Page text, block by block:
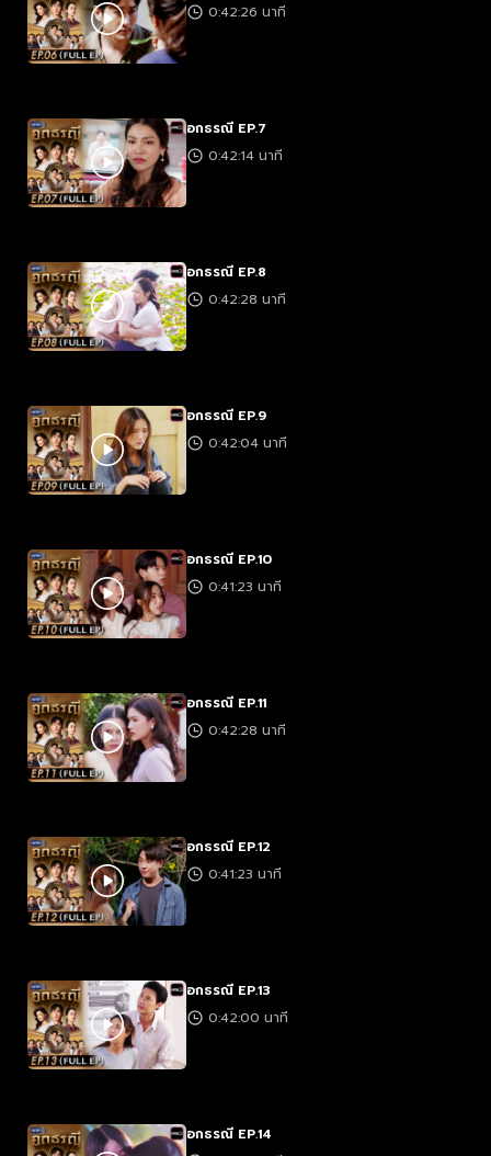
0:42:26 นาที
อกธรณี EP.7
0:42:14 นาที
อกธรณี EP.8
0:42:28 นาที
อกธรณี EP.9
0:42:04 นาที
อกธรณี EP.10
0:41:23 นาที
อกธรณี EP.11
0:42:28 นาที
อกธรณี EP.12
0:41:23 นาที
อกธรณี EP.13
0:42:00 นาที
อกธรณี EP.14